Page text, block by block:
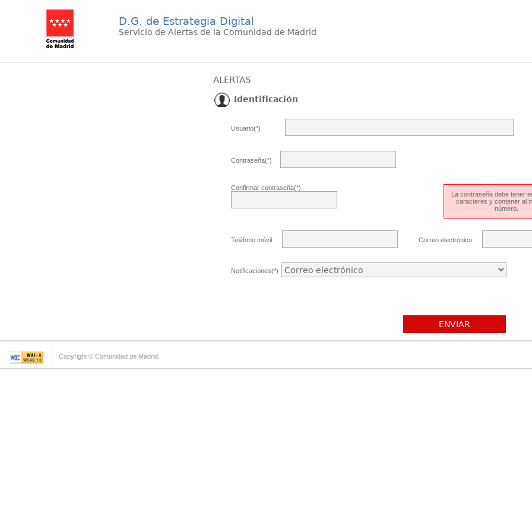
D.G. de Estrategia Digital
Servicio de Alertas de la Comunidad de Madrid
ALERTAS
Identificación
Usuario(*)
Contraseña(*)
Confirmar contraseña(*)
La contraseña debe tener
caracteres y contener al
número.
Teléfono móvil: Correo electrónico:
Notificaciones(*)
ENVIAR
Copyright © Comunidad de Madrid.